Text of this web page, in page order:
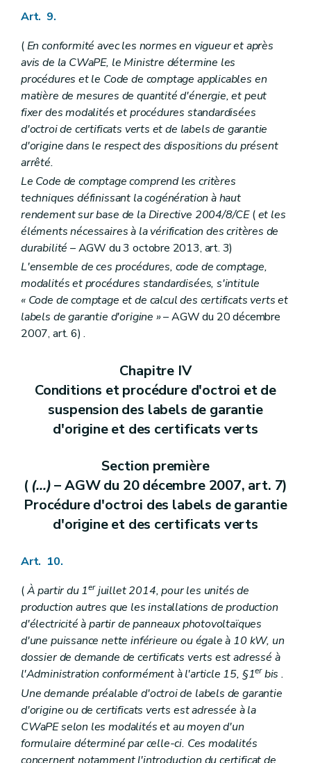
Art. 9.
(En conformité avec les normes en vigueur et après
avis de la CWaPE, le Ministre détermine les
procédures et le Code de comptage applicables en
matière de mesures de quantité d'énergie, et peut
fixer des modalités et procédures standardisées
d'octroi de certificats verts et de labels de garantie
d'origine dans le respect des dispositions du présent
arrêté.
Le Code de comptage comprend les critères
techniques définissant la cogénération à haut
rendement sur base de la Directive 2004/8/CE(et les
éléments nécessaires à la vérification des critères de
durabilité – AGW du 3 octobre 2013, art. 3)
L'ensemble de ces procédures, code de comptage,
modalités et procédures standardisées, s'intitule
« Code de comptage et de calcul des certificats verts et
labels de garantie d'origine »– AGW du 20 décembre
2007, art. 6) .
Chapitre IV
Conditions et procédure d'octroi et de
suspension des labels de garantie
d'origine et des certificats verts
Section première
( (...)– AGW du 20 décembre 2007, art. 7)
Procédure d'octroi des labels de garantie
d'origine et des certificats verts
Art. 10.
(À partir du 1erjuillet 2014, pour les unités de
production autres que les installations de production
d'électricité à partir de panneaux photovoltaïques
d'une puissance nette inférieure ou égale à 10 kW, un
dossier de demande de certificats verts est adressé à
l'Administration conformément à l'article 15, §1er bis .
Une demande préalable d'octroi de labels de garantie
d'origine ou de certificats verts est adressée à la
CWaPE selon les modalités et au moyen d'un
formulaire déterminé par celle-ci. Ces modalités
concernent notamment l'introduction du certificat de